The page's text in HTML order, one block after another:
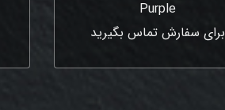
Purple
برای سفارش تماس بگیرید